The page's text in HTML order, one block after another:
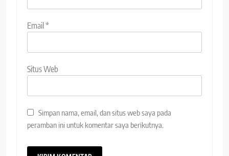
Email*
Situs Web
Simpan nama, email, dan situs web saya pada
peramban ini untuk komentar saya berikutnya.